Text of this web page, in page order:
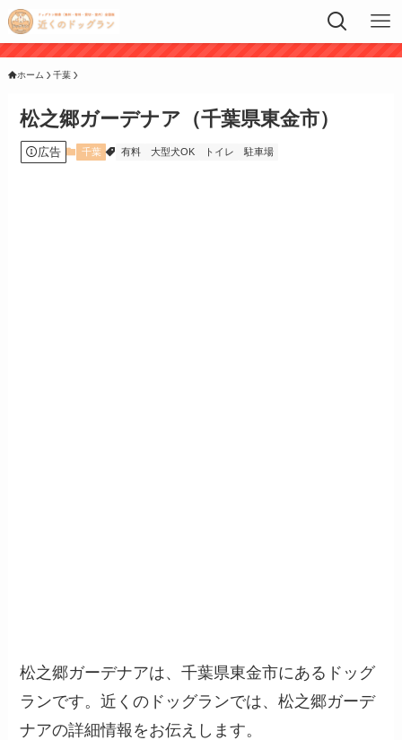
ホーム 千葉
松之郷ガーデナア（千葉県東金市）
広告 千葉 有料 大型犬OK トイレ 駐車場
松之郷ガーデナアは、千葉県東金市にあるドッグ
ランです。近くのドッグランでは、松之郷ガーデ
ナアの詳細情報をお伝えします。